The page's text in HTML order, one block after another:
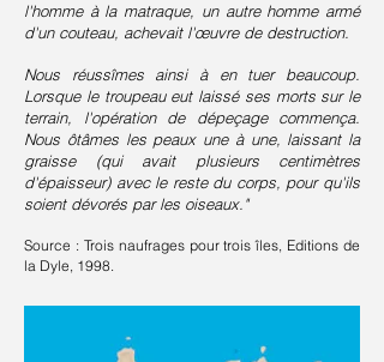
l'homme à la matraque, un autre homme armé
d'un couteau, achevait l'œuvre de destruction.
Nous réussîmes ainsi à en tuer beaucoup.
Lorsque le troupeau eut laissé ses morts sur le
terrain, l'opération de dépeçage commença.
Nous ôtâmes les peaux une à une, laissant la
graisse (qui avait plusieurs centimètres
d'épaisseur) avec le reste du corps, pour qu'ils
soient dévorés par les oiseaux."
Source : Trois naufrages pour trois îles, Editions de
la Dyle, 1998.